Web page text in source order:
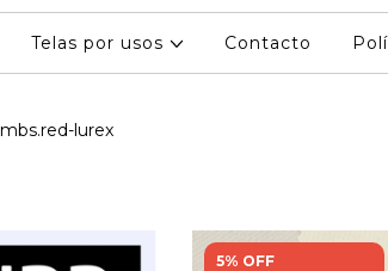
Telas por usos Contacto
lurex
5% OFF